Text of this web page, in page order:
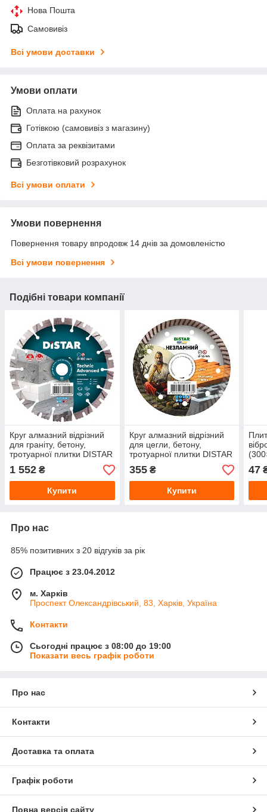
Нова Пошта
Самовивіз
Всі умови доставки
Умови оплати
Оплата на рахунок
Готівкою (самовивіз з магазину)
Оплата за реквізитами
Безготівковий розрахунок
Всі умови оплати
Умови повернення
Повернення товару впродовж 14 днів за домовленістю
Всі умови повернення
Подібні товари компанії
Круг алмазний відрізний
для граніту, бетону,
тротуарної плитки DISTAR
1A1RSS Technic Advanced
180×2.6×22.2 мм
1 552 ₴
Купити
Круг алмазний відрізний
для цегли, бетону,
тротуарної плитки DISTAR
Turbo НЕЗЛАМНИЙ
125×1.8×22.2 мм
355₴
Купити
47
Про нас
85% позитивних з 20 відгуків за рік
Працює з 23.04.2012
м. Харків
Проспект Олександрівський, 83, Харків, Україна
Контакти
Сьогодні працює з 08:00 до 19:00
Показати весь графік роботи
Про нас
Контакти
Доставка та оплата
Графік роботи
Повна версія сайту